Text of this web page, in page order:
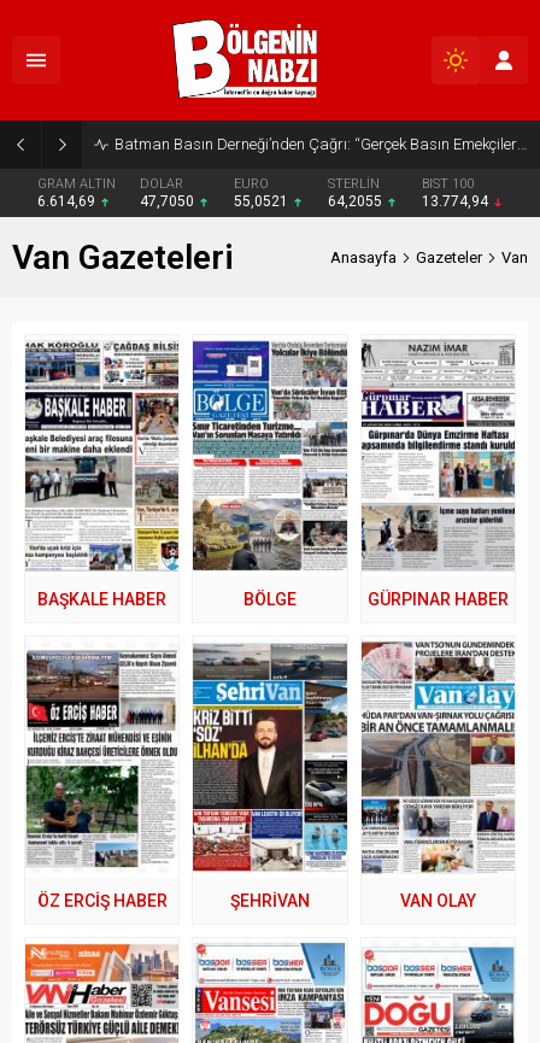
Batman Basın Derneği’nden Çağrı: “Gerçek Basın Emekçileri Desteklenmeli”
GRAM ALTIN
6.614,69
DOLAR
47,7050
EURO
55,0521
STERLİN
64,2055
BIST 100
13.774,94
Van Gazeteleri Anasayfa Gazeteler Van
BAŞKALE HABER BÖLGE GÜRPINAR HABER
ÖZ ERCİŞ HABER ŞEHRİVAN VAN OLAY